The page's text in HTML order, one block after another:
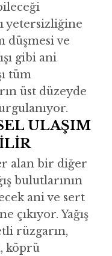
yetersizliğine
düşmesi ve
gibi ani
tüm
üst düzeyde
ULAŞIM
alan bir diğer
bulutlarının
ani ve sert
çıkıyor. Yağış
rüzgarın,
köprü